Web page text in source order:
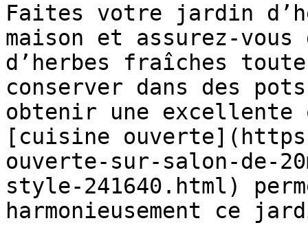
Faites votre jardin
maison et assurez-
d’herbes fraîches
conserver dans des
obtenir une excellente
[cuisine
ouverte-sur-salon-de-
style-241640.html)
harmonieusement ce